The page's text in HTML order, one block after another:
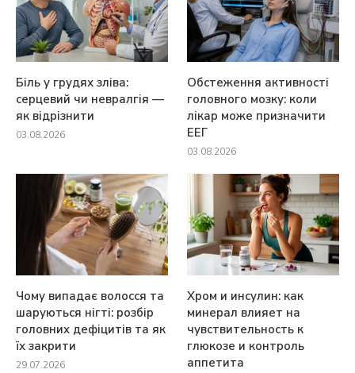
Біль у грудях зліва:
серцевий чи невралгія —
як відрізнити
03.08.2026
Обстеження активності
головного мозку: коли
лікар може призначити
ЕЕГ
03.08.2026
Чому випадає волосся та
шаруються нігті: розбір
головних дефіцитів та як
їх закрити
29.07.2026
Хром и инсулин: как
минерал влияет на
чувствительность к
глюкозе и контроль
аппетита